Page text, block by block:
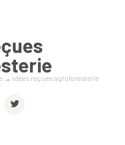
→ idées reçues agroforesterie